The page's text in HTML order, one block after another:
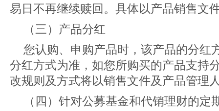
易日不再继续赎回。具体以产品销售文
（三）产品分红
您认购、申购产品时，该产品的分红
分红方式为准，如您所购买的产品支持
改规则及方式将以销售文件及产品管理
（四）针对公募基金和代销理财的定